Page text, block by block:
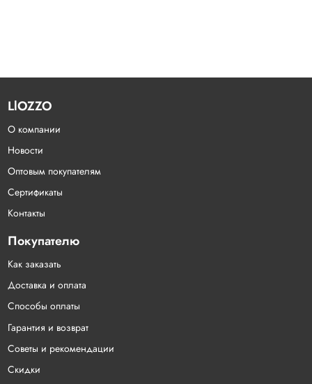
LlOZZO
О компании
Новости
Оптовым покупателям
Сертификаты
Контакты
Покупателю
Как заказать
Доставка и оплата
Способы оплаты
Гарантия и возврат
Советы и рекомендации
Скидки